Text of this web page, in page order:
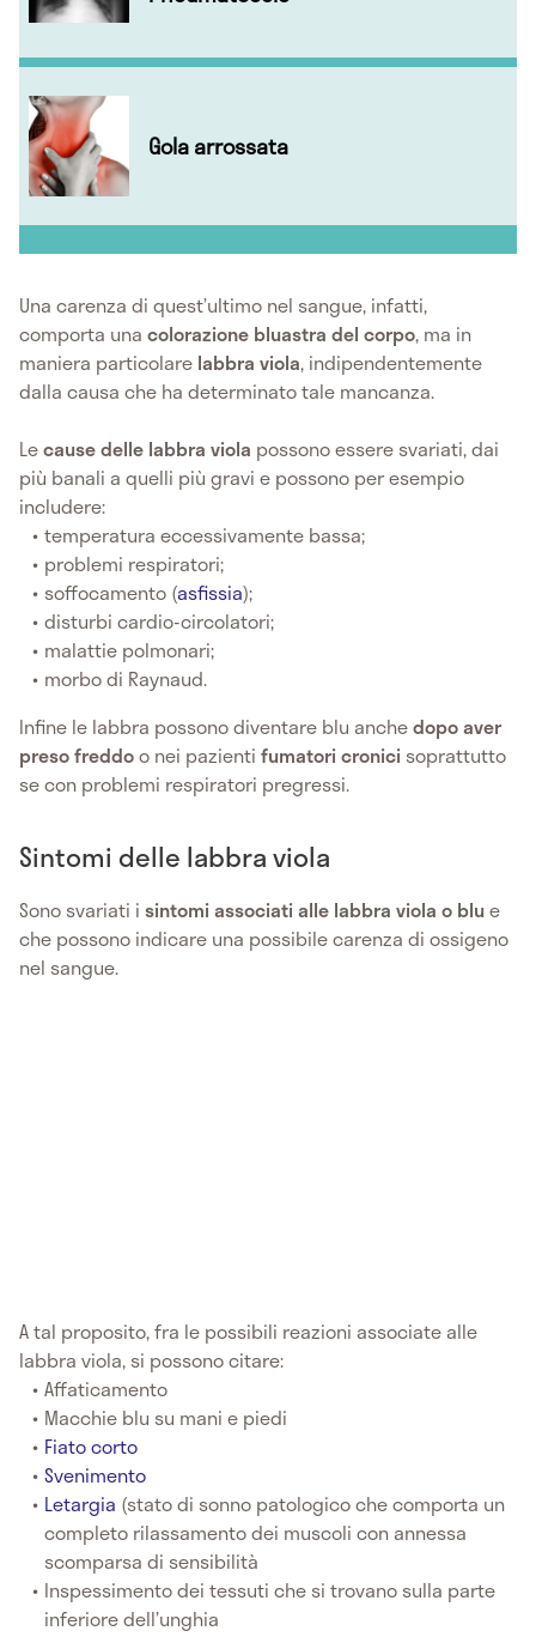
Gola arrossata
Una carenza di quest’ultimo nel sangue, infatti,
comporta una colorazione bluastra del corpo, ma in
maniera particolare labbra viola, indipendentemente
dalla causa che ha determinato tale mancanza.
Lecause delle labbra viola possono essere svariati, dai
più banali a quelli più gravi e possono per esempio
includere:
temperatura eccessivamente bassa;
problemi respiratori;
soffocamento (asfissia);
disturbi cardio-circolatori;
malattie polmonari;
morbo di Raynaud.
Infine le labbra possono diventare blu anchedopo aver
preso freddoo nei pazienti fumatori cronici soprattutto
se con problemi respiratori pregressi.
Sintomi delle labbra viola
Sono svariati i sintomi associati alle labbra viola o blue
che possono indicare una possibile carenza di ossigeno
nel sangue.
A tal proposito, fra le possibili reazioni associate alle
labbra viola, si possono citare:
Affaticamento
Macchie blu su mani e piedi
Fiato corto
Svenimento
Letargia (stato di sonno patologico che comporta un
completo rilassamento dei muscoli con annessa
scomparsa di sensibilità
Inspessimento dei tessuti che si trovano sulla parte
inferiore dell’unghia